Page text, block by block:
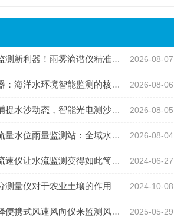
器！雨雾滴谱仪精准识别各类雨雪雾天气 2026-08-07
洋水环境智能监测的核心感知设备 2026-08-06
动态，智能光电测沙仪守护水域水沙安全 2026-08-05
雨量监测站：全域水文智慧监测一体化设备 2026-08-04
仪让水流监测变得如此简单！ 2024-06-27
测量仪对于农业土壤的作用 2024-10-08
携式风速风向仪来监测风速风向？ 2025-05-29